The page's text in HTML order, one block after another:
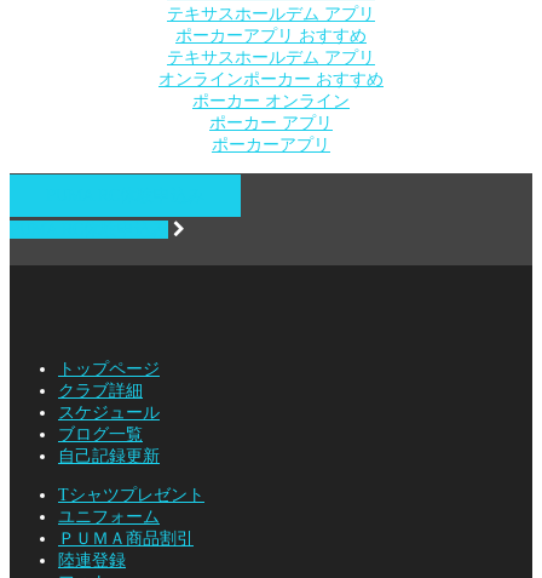
テキサスホールデム アプリ
ポーカーアプリ おすすめ
テキサスホールデム アプリ
オンラインポーカー おすすめ
ポーカー オンライン
ポーカー アプリ
ポーカーアプリ
トップページ
クラブ詳細
スケジュール
ブログ一覧
自己記録更新
Tシャツプレゼント
ユニフォーム
ＰＵＭＡ商品割引
陸連登録